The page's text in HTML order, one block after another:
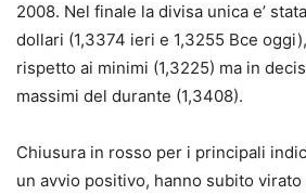
2008. Nel finale la divisa unica e’
dollari (1,3374 ieri e 1,3255 Bce
rispetto ai minimi (1,3225) ma in
massimi del durante (1,3408).
Chiusura in rosso per i principali
un avvio positivo, hanno subito virato